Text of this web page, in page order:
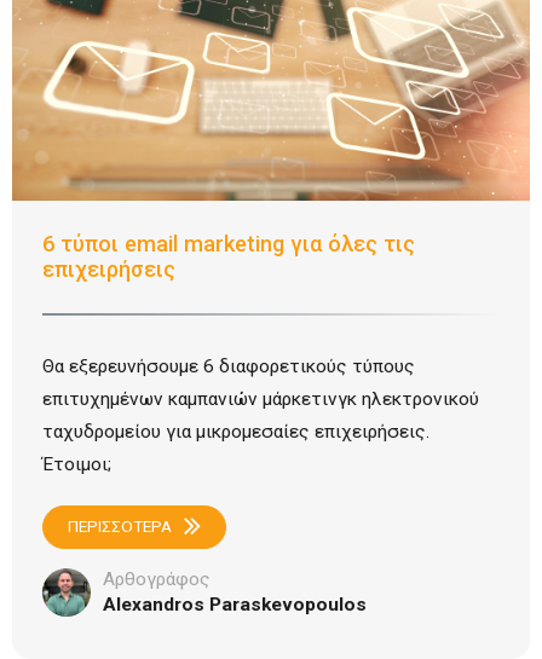
6 τύποι email marketing για όλες τις
επιχειρήσεις
Θα εξερευνήσουμε 6 διαφορετικούς τύπους
επιτυχημένων καμπανιών μάρκετινγκ ηλεκτρονικού
ταχυδρομείου για μικρομεσαίες επιχειρήσεις.
Έτοιμοι;
ΠΕΡΙΣΣΟΤΕΡΑ
Αρθογράφος
Alexandros Paraskevopoulos